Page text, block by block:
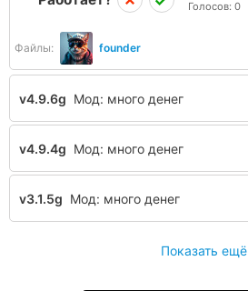
Файлы: founder
Голосов: 0
v4.9.6g Мод: много денег
v4.9.4g Мод: много денег
v3.1.5g Мод: много денег
Показать ещё